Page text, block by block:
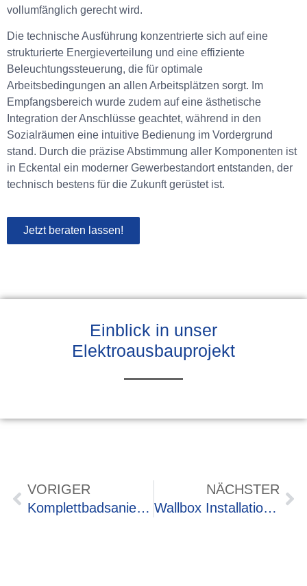
vollumfänglich gerecht wird.
Die technische Ausführung konzentrierte sich auf eine
strukturierte Energieverteilung und eine effiziente
Beleuchtungssteuerung, die für optimale
Arbeitsbedingungen an allen Arbeitsplätzen sorgt. Im
Empfangsbereich wurde zudem auf eine ästhetische
Integration der Anschlüsse geachtet, während in den
Sozialräumen eine intuitive Bedienung im Vordergrund
stand. Durch die präzise Abstimmung aller Komponenten ist
in Eckental ein moderner Gewerbestandort entstanden, der
technisch bestens für die Zukunft gerüstet ist.
Jetzt beraten lassen!
Einblick in unser
Elektroausbauprojekt
VORIGER
Komplettbadsanierung im Dachgeschoss in Igensdorf
NÄCHSTER
Wallbox Installation in Baiersdorf